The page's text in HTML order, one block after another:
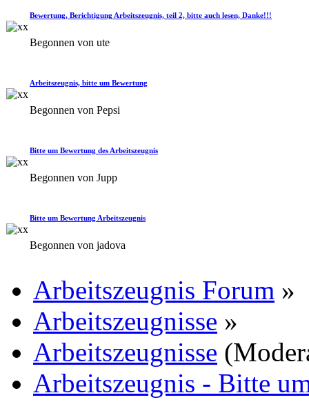
Bewertung, Berichtigung Arbeitszeugnis, teil 2, bitte auch lesen, Danke!!!
Begonnen von ute
Arbeitszeugnis, bitte um Bewertung
Begonnen von Pepsi
Bitte um Bewertung des Arbeitszeugnis
Begonnen von Jupp
Bitte um Bewertung Arbeitszeugnis
Begonnen von jadova
Arbeitszeugnis Forum »
Arbeitszeugnisse »
Arbeitszeugnisse
Arbeitszeugnis - Bitte